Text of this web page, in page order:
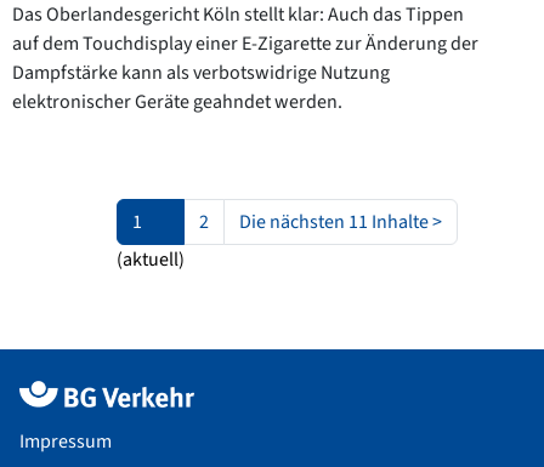
Das Oberlandesgericht Köln stellt klar: Auch das Tippen
auf dem Touchdisplay einer E-Zigarette zur Änderung der
Dampfstärke kann als verbotswidrige Nutzung
elektronischer Geräte geahndet werden.
1
(aktuell)
2 Die nächsten 11 Inhalte>
Impressum